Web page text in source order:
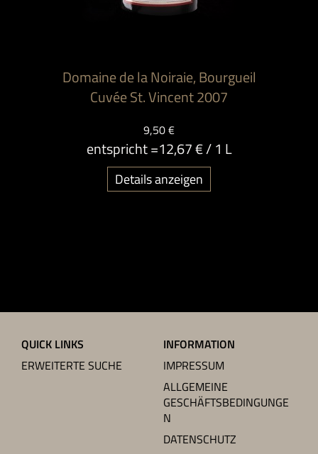
Domaine de la Noiraie, Bourgueil
Cuvée St. Vincent 2007
9,50 €
entspricht =12,67 €/ 1 L
Details anzeigen
QUICK LINKS
ERWEITERTE SUCHE
INFORMATION
IMPRESSUM
ALLGEMEINE
GESCHÄFTSBEDINGUNGE
N
DATENSCHUTZ